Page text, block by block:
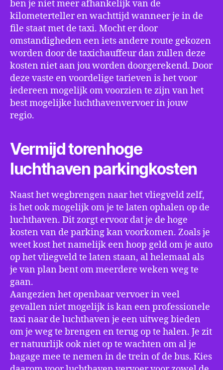
ben je niet meer afhankelijk van de
kilometerteller en wachttijd wanneer je in de
file staat met de taxi. Mocht er door
omstandigheden een iets andere route gekozen
worden door de taxichauffeur dan zullen deze
kosten niet aan jou worden doorgerekend. Door
deze vaste en voordelige tarieven is het voor
iedereen mogelijk om voorzien te zijn van het
best mogelijke luchthavenvervoer in jouw
regio.
Vermijd torenhoge
luchthaven parkingkosten
Naast het wegbrengen naar het vliegveld zelf,
is het ook mogelijk om je te laten ophalen op de
luchthaven. Dit zorgt ervoor dat je de hoge
kosten van de parking kan voorkomen. Zoals je
weet kost het namelijk een hoop geld om je auto
op het vliegveld te laten staan, al helemaal als
je van plan bent om meerdere weken weg te
gaan.
Aangezien het openbaar vervoer in veel
gevallen niet mogelijk is kan een professionele
taxi naar de luchthaven je een uitweg bieden
om je weg te brengen en terug op te halen. Je zit
er natuurlijk ook niet op te wachten om al je
bagage mee te nemen in de trein of de bus. Kies